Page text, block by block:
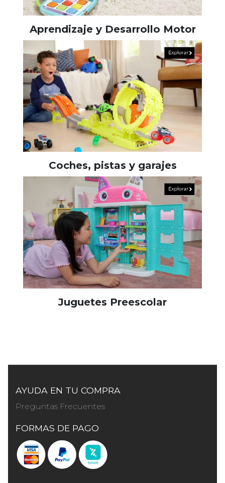
Aprendizaje y Desarrollo Motor
Coches, pistas y garajes
Juguetes Preescolar
AYUDA EN TU COMPRA
Preguntas Frecuentes
FORMAS DE PAGO